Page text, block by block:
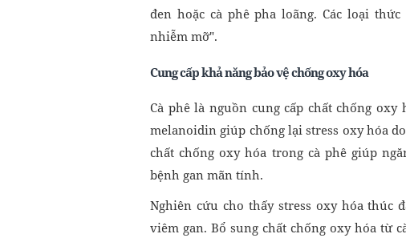
đen hoặc cà phê pha loãng. Các loại
nhiễm mỡ".
Cung cấp khả năng bảo vệ chống oxy hóa
Cà phê là nguồn cung cấp chất chống
melanoidin giúp chống lại stress oxy hóa
chất chống oxy hóa trong cà phê giúp
bệnh gan mãn tính.
Nghiên cứu cho thấy stress oxy hóa thúc
viêm gan. Bổ sung chất chống oxy hóa từ